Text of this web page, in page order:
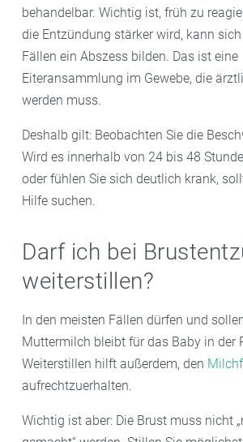
behandelbar. Wichtig ist, früh zu
die Entzündung stärker wird, kann
Fällen ein Abszess bilden. Das ist eine
Eiteransammlung im Gewebe, die
werden muss.
Deshalb gilt: Beobachten Sie die
Wird es innerhalb von 24 bis 48
oder fühlen Sie sich deutlich krank,
Hilfe suchen.
Darf ich bei
weiterstillen?
In den meisten Fällen dürfen und
Muttermilch bleibt für das Baby in der
Weiterstillen hilft außerdem, den
aufrechtzuerhalten.
Wichtig ist aber: Die Brust muss nicht